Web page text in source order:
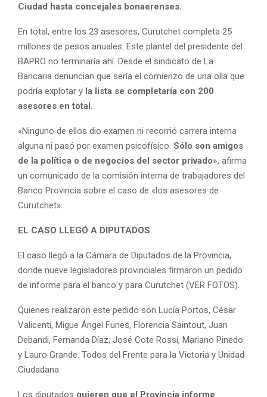
Ciudad hasta concejales bonaerenses.
En total, entre los 23 asesores, Curutchet completa 25
millones de pesos anuales. Este plantel del presidente del
BAPRO no terminaría ahí. Desde el sindicato de La
Bancaria denuncian que sería el comienzo de una olla que
podría explotar y la lista se completaría con 200
asesores en total.
«Ninguno de ellos dio examen ni recorrió carrera interna
alguna ni pasó por examen psicofísico. Sólo son amigos
de la política o de negocios del sector privado», afirma
un comunicado de la comisión interna de trabajadores del
Banco Provincia sobre el caso de «los asesores de
Curutchet».
EL CASO LLEGÓ A DIPUTADOS
El caso llegó a la Cámara de Diputados de la Provincia,
donde nueve legisladores provinciales firmaron un pedido
de informe para el banco y para Curutchet (VER FOTOS).
Quienes realizaron este pedido son Lucía Portos, César
Valicenti, Migue Ángel Funes, Florencia Saintout, Juan
Debandi, Fernanda Díaz, José Cote Rossi, Mariano Pinedo
y Lauro Grande. Todos del Frente para la Victoria y Unidad
Ciudadana
Los diputados quieren que el Provincia informe